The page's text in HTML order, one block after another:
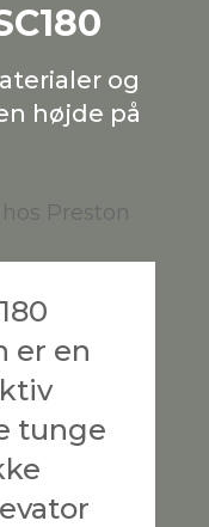
og
højde på
er en
tunge